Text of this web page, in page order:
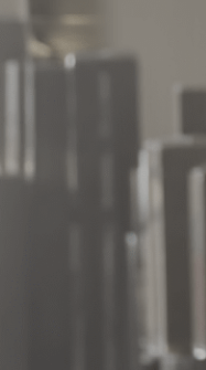
社員の
はあ
制度
やキ
て、
ある
実感